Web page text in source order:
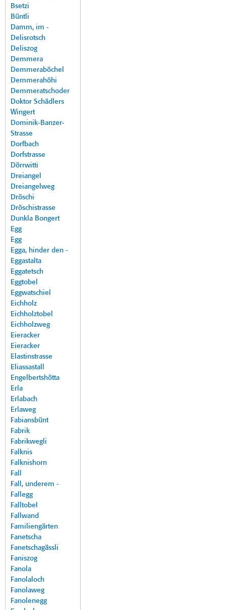
Bsetzi
Büntli
Damm, im -
Delisrotsch
Deliszog
Demmera
Demmeraböchel
Demmerahöhi
Demmeratschoder
Doktor Schädlers
Wingert
Dominik-Banzer-
Strasse
Dorfbach
Dorfstrasse
Dörrwitti
Dreiangel
Dreiangelweg
Dröschi
Dröschistrasse
Dunkla Bongert
Egg
Egg
Egga, hinder den -
Eggastalta
Eggatetsch
Eggtobel
Eggwatschiel
Eichholz
Eichholztobel
Eichholzweg
Eieracker
Eieracker
Elastinstrasse
Eliassastall
Engelbertshötta
Erla
Erlabach
Erlaweg
Fabiansbünt
Fabrik
Fabrikwegli
Falknis
Falknishorn
Fall
Fall, underem -
Fallegg
Falltobel
Fallwand
Familiengärten
Fanetscha
Fanetschagässli
Faniszog
Fanola
Fanolaloch
Fanolaweg
Fanolenegg